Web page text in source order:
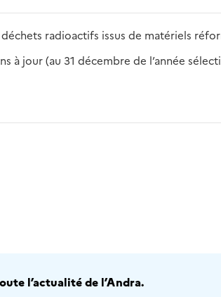
radioactifs issus de matériels
à jour (au 31 décembre de l’année
l’actualité de l’Andra.